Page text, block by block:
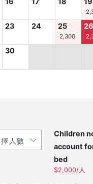
23 24 25
2,300
30
Children
account
bed
$2,000/人